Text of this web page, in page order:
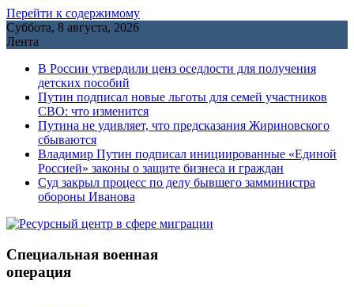
Перейти к содержимому
Суббота, 8 августа, 2026
Лента
В России утвердили ценз оседлости для получения
детских пособий
Путин подписал новые льготы для семей участников
СВО: что изменится
Путина не удивляет, что предсказания Жириновского
сбываются
Владимир Путин подписал инициированные «Единой
Россией» законы о защите бизнеса и граждан
Cуд закрыл процесс по делу бывшего замминистра
обороны Иванова
Специальная военная
операция